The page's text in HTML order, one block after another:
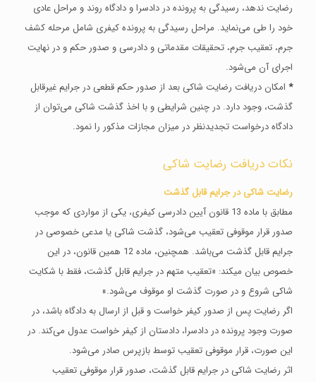
رضایت ندهد، رسیدگی به پرونده در دادسرا و دادگاه روند و مراحل عادی
خود را طی می‌نماید. مراحل رسیدگی به پرونده کیفری شامل مرحله کشف
جرم، تعقیب جرم، تحقیقات مقدماتی و دادرسی و صدور حکم و در نهایت
اجرای آن می‌شود.
* امکان دریافت رضایت شاکی بعد از صدور حکم قطعی در جرایم غیر‌قابل
گذشت، وجود دارد. در چنین شرایطی و با اخذ گذشت شاکی می‌توان از
دادگاه درخواست تجدیدنظر در میزان مجازات مذکور را نمود.
نکات دریافت رضایت شاکی
رضایت شاکی در جرایم قابل گذشت
مطابق با ماده 13 قانون آیین دادرسی کیفری، یکی از مواردی که موجب
صدور قرار موقوفی تعقیب می‌شود، گذشت شاکی یا مدعی خصوصی در
جرایم قابل گذشت می‌باشد. همچنین، ماده 12 همین قانون، در این
خصوص بیان میکند: «تعقیب متهم در جرایم قابل گذشت، فقط با شکایت
شاکی شروع و در صورت گذشت او موقوف می‌‌شود.»
اگر رضایت پس از صدور کیفر خواست و قبل از ارسال به دادگاه باشد، در
صورت وجود پرونده در دادسرا، دادستان از کیفر خواست عدول می‌‌کند. در
این صورت، قرار موقوفی تعقیب توسط بازپرس صادر می‌‌شود.
اثر رضایت شاکی در جرایم قابل گذشت، صدور قرار موقوفی تعقیب